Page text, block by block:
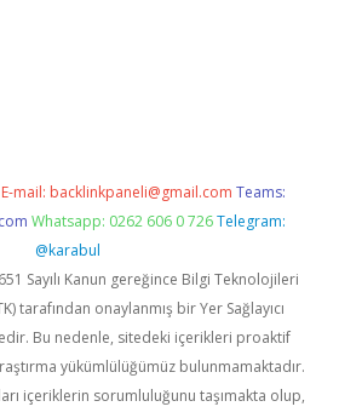
E-mail: backlinkpaneli@gmail.com Teams:
Whatsapp: 0262 606 0 726 Telegram:
@karabul
Sayılı Kanun gereğince Bilgi Teknolojileri
tarafından onaylanmış bir Yer Sağlayıcı
Bu nedenle, sitedeki içerikleri proaktif
yükümlülüğümüz bulunmamaktadır.
içeriklerin sorumluluğunu taşımakta olup,